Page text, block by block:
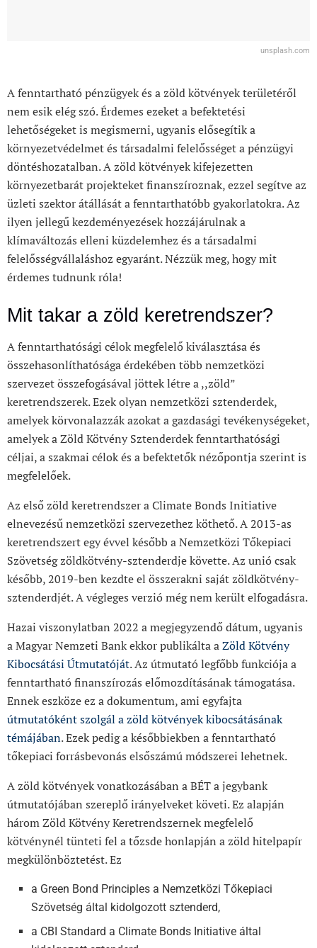
unsplash.com
A fenntartható pénzügyek és a zöld kötvények területéről
nem esik elég szó. Érdemes ezeket a befektetési
lehetőségeket is megismerni, ugyanis elősegítik a
környezetvédelmet és társadalmi felelősséget a pénzügyi
döntéshozatalban. A zöld kötvények kifejezetten
környezetbarát projekteket finanszíroznak, ezzel segítve az
üzleti szektor átállását a fenntarthatóbb gyakorlatokra. Az
ilyen jellegű kezdeményezések hozzájárulnak a
klímaváltozás elleni küzdelemhez és a társadalmi
felelősségvállaláshoz egyaránt. Nézzük meg, hogy mit
érdemes tudnunk róla!
Mit takar a zöld keretrendszer?
A fenntarthatósági célok megfelelő kiválasztása és
összehasonlíthatósága érdekében több nemzetközi
szervezet összefogásával jöttek létre a ,,zöld”
keretrendszerek. Ezek olyan nemzetközi sztenderdek,
amelyek körvonalazzák azokat a gazdasági tevékenységeket,
amelyek a Zöld Kötvény Sztenderdek fenntarthatósági
céljai, a szakmai célok és a befektetők nézőpontja szerint is
megfelelőek.
Az első zöld keretrendszer a Climate Bonds Initiative
elnevezésű nemzetközi szervezethez köthető. A 2013-as
keretrendszert egy évvel később a Nemzetközi Tőkepiaci
Szövetség zöldkötvény-sztenderdje követte. Az unió csak
később, 2019-ben kezdte el összerakni saját zöldkötvény-
sztenderdjét. A végleges verzió még nem került elfogadásra.
Hazai viszonylatban 2022 a megjegyzendő dátum, ugyanis
a Magyar Nemzeti Bank ekkor publikálta aZöld Kötvény
Kibocsátási Útmutatóját. Az útmutató legfőbb funkciója a
fenntartható finanszírozás előmozdításának támogatása.
Ennek eszköze ez a dokumentum, ami egyfajta
útmutatóként szolgál a zöld kötvények kibocsátásának
témájában. Ezek pedig a későbbiekben a fenntartható
tőkepiaci forrásbevonás elsőszámú módszerei lehetnek.
A zöld kötvények vonatkozásában a BÉT a jegybank
útmutatójában szereplő irányelveket követi. Ez alapján
három Zöld Kötvény Keretrendszernek megfelelő
kötvénynél tünteti fel a tőzsde honlapján a zöld hitelpapír
megkülönböztetést. Ez
a Green Bond Principles a Nemzetközi Tőkepiaci
Szövetség által kidolgozott sztenderd,
a CBI Standard a Climate Bonds Initiative által